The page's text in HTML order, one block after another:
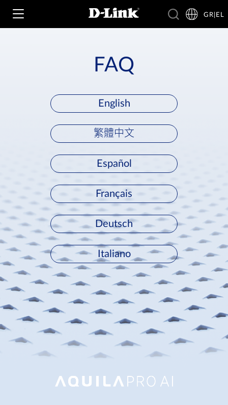
4G & 5G
Δικτυακές Κάμερες
Έξυπνο Σπίτι
Switches
Accessories
mydlink
Σημεία Πώλησης
Switching
Wireless
Business Routers
Nuclias
IP Surveillance
Accessories
Σημεία Πώλησης
4G/5G M2M
Για Επιχειρήσεις
Accessories
Brochures and Guides
Case Studies
Videos
Υποστήριξη
Tech Alerts
FAQs
Warranty
GR|EL
FAQ
English
繁體中文
Español
Français
Deutsch
Italiano